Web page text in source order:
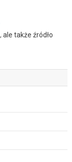
także źródło